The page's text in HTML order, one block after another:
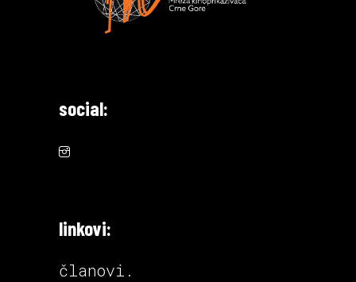
social:
linkovi:
članovi.